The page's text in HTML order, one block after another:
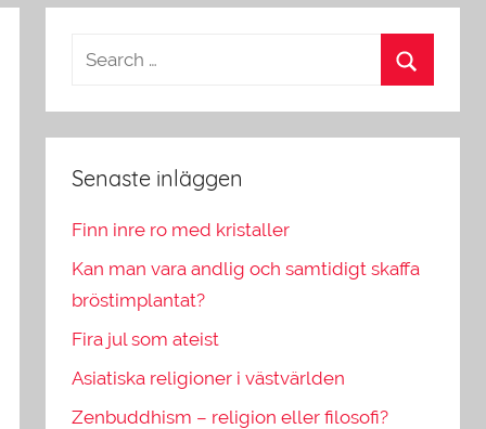
Senaste inläggen
Finn inre ro med kristaller
Kan man vara andlig och samtidigt skaffa
bröstimplantat?
Fira jul som ateist
Asiatiska religioner i västvärlden
Zenbuddhism – religion eller filosofi?